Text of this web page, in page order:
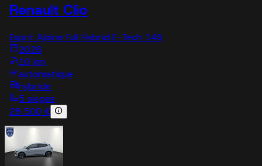
Renault Clio
Esprit Alpine Full Hybrid E-Tech 145
2026
10 km
automatique
hybride
5 sieges
28 500 €